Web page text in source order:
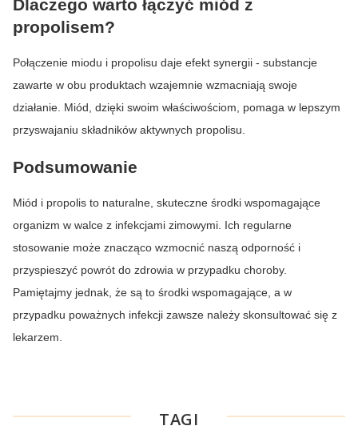
Dlaczego warto łączyć miód z
propolisem?
Połączenie miodu i propolisu daje efekt synergii - substancje
zawarte w obu produktach wzajemnie wzmacniają swoje
działanie. Miód, dzięki swoim właściwościom, pomaga w lepszym
przyswajaniu składników aktywnych propolisu.
Podsumowanie
Miód i propolis to naturalne, skuteczne środki wspomagające
organizm w walce z infekcjami zimowymi. Ich regularne
stosowanie może znacząco wzmocnić naszą odporność i
przyspieszyć powrót do zdrowia w przypadku choroby.
Pamiętajmy jednak, że są to środki wspomagające, a w
przypadku poważnych infekcji zawsze należy skonsultować się z
lekarzem.
TAGI